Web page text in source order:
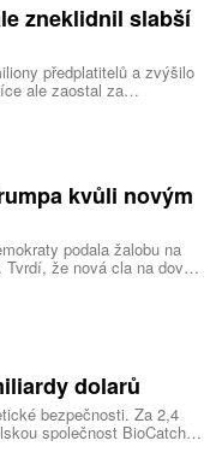
zneklidnil slabší
předplatitelů a zvýšilo
ale zaostal za
vyšší výdaje na
kvůli novým
podala žalobu na
Tvrdí, že nová cla na dovoz
a obcházejí předchozí
dolarů
bezpečnosti. Za 2,4
společnost BioCatch,
chování uživatelů při